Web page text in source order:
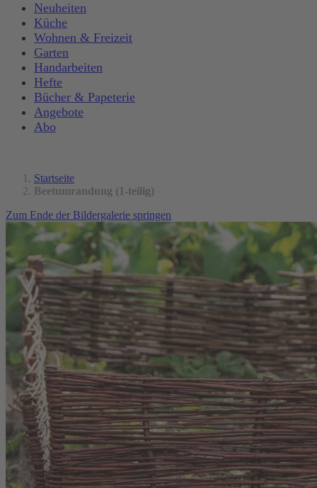
Neuheiten
Küche
Wohnen & Freizeit
Garten
Handarbeiten
Hefte
Bücher & Papeterie
Angebote
Abo
Startseite
Beetumrandung (1-teilig)
Zum Ende der Bildergalerie springen